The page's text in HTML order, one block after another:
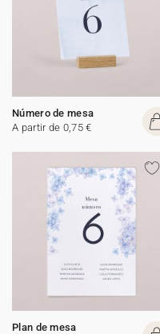
Número de mesa
A partir de 0,75 €
Plan de mesa